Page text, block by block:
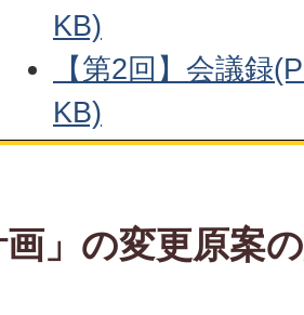
KB)
【第2回】会議録
KB)
画」の変更原案